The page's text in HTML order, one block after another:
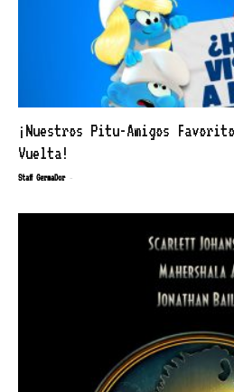
¡Nuestros Pitu-Amigos
Vuelta!
Staff GermaDor -